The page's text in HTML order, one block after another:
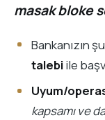
masak bloke
Bankanızın
talebiile
Uyum/
kapsamı ve